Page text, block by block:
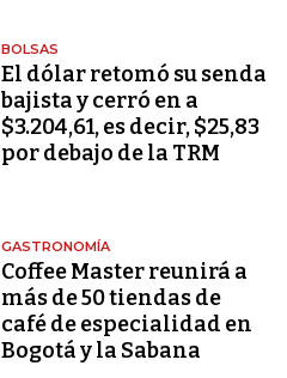
BOLSAS
El dólar retomó su senda
bajista y cerró en a
$3.204,61, es decir, $25,83
por debajo de la TRM
GASTRONOMÍA
Coffee Master reunirá a
más de 50 tiendas de
café de especialidad en
Bogotá y la Sabana